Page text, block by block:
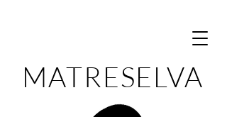
MATRESELVA